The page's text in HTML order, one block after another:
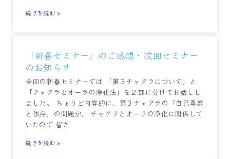
続きを読む »
「新春セミナー」のご感想・次回セミナー
のお知らせ
今回の新春セミナーでは 「第３チャクラについて」と
「チャクラとオーラの浄化法」を２部に分けてお話しし
ました。 ちょうど内容的に、第３チャクラの「自己尊厳
と依存」の問題が、 チャクラとオーラの浄化に関係して
いたので 皆さ
続きを読む »